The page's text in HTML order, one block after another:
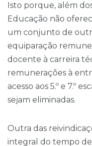
Isto porque, além
Educação não
um conjunto de
equiparação
docente à carreira
remunerações à
acesso aos 5.º e 7.º
sejam eliminadas.
Outra das
integral do tempo